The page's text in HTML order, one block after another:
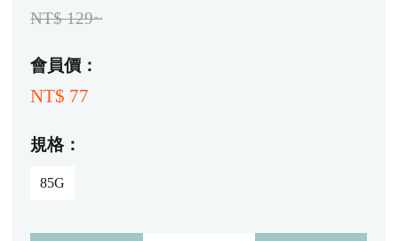
NT$129~
會員價：
NT$ 77
規格：
85G